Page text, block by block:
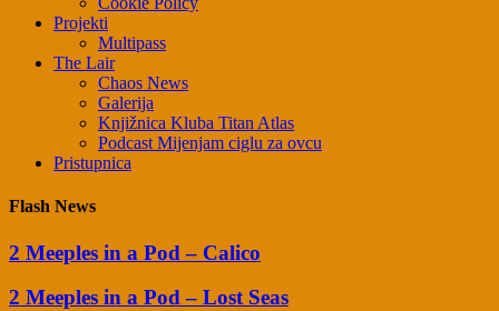
Projekti
Multipass
The Lair
Chaos News
Galerija
Knjižnica Kluba Titan Atlas
Podcast Mijenjam ciglu za ovcu
Pristupnica
Flash News
2 Meeples in a Pod – Calico
2 Meeples in a Pod – Lost Seas